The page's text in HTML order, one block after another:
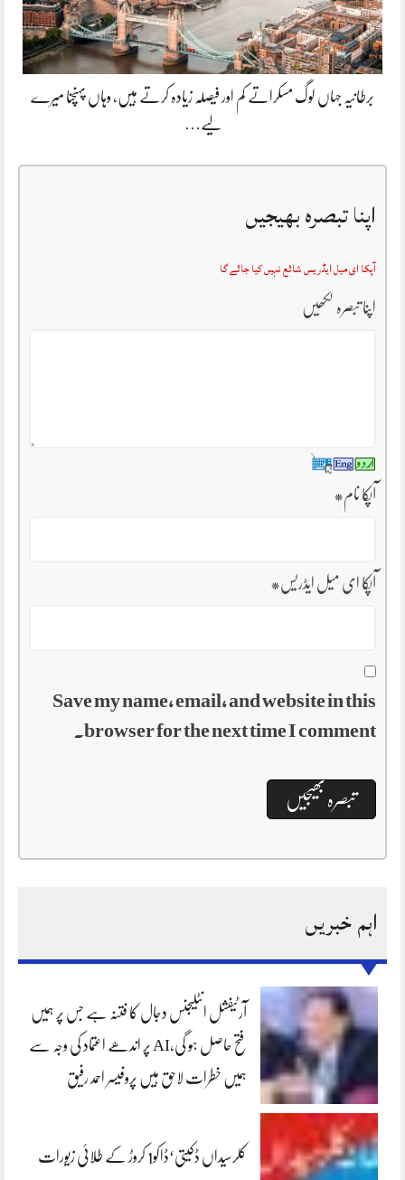
برطانیہ جہاں لوگ مسکراتے کم اور فیصلہ زیادہ کرتے ہیں، وہاں پہنچنا میرے
لیے…
اپنا تبصرہ بھیجیں
آپکا ای میل ایڈریس شائع نہیں کیا جائے گا
اپنا تبصرہ لکھیں
آپکا نام*
آپکا ای میل ایڈریس*
Save my name, email, and website in this
browser for the next time I comment.
اہم خبریں
آرٹیفشل انٹلیجنس دجال کا فتنہ ہے جس پر ہمیں
فتح حاصل ہو گی،AI پر اندھے اعتماد کی وجہ سے
ہمیں خطرات لاحق ہیں پروفیسر احمد رفیق
کلرسیداں ڈکیتی‘ڈاکو1 کروڑ کے طلائی زیورات